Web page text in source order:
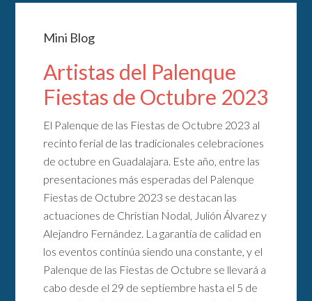
Mini Blog
Artistas del Palenque
Fiestas de Octubre 2023
El Palenque de las Fiestas de Octubre 2023 al
recinto ferial de las tradicionales celebraciones
de octubre en Guadalajara. Este año, entre las
presentaciones más esperadas del Palenque
Fiestas de Octubre 2023 se destacan las
actuaciones de Christian Nodal, Julión Álvarez y
Alejandro Fernández. La garantía de calidad en
los eventos continúa siendo una constante, y el
Palenque de las Fiestas de Octubre se llevará a
cabo desde el 29 de septiembre hasta el 5 de